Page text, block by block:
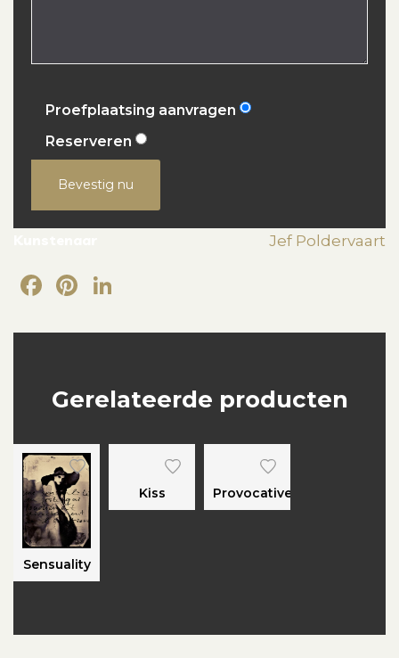
Proefplaatsing aanvragen
Reserveren
Bevestig nu
Jef Poldervaart
Facebook
Pinterest
Gerelateerde producten
Sensuality
Kiss Provocative